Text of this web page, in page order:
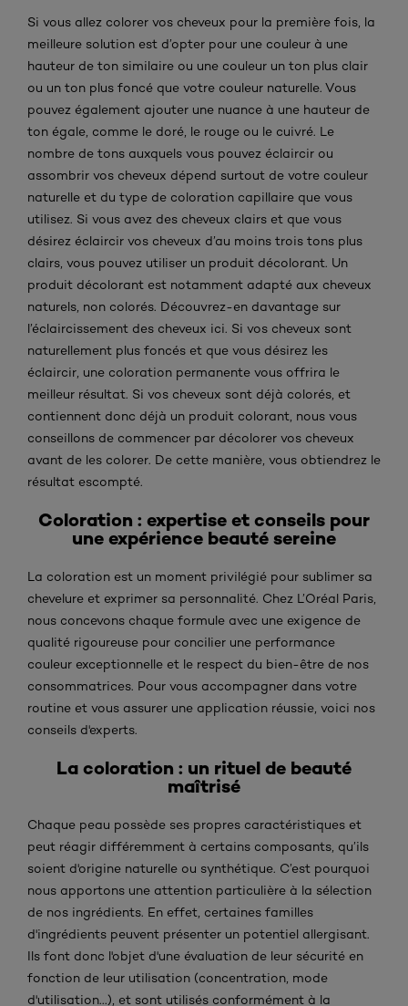
Si vous allez colorer vos cheveux pour la première fois, la
meilleure solution est d’opter pour une couleur à une
hauteur de ton similaire ou une couleur un ton plus clair
ou un ton plus foncé que votre couleur naturelle. Vous
pouvez également ajouter une nuance à une hauteur de
ton égale, comme le doré, le rouge ou le cuivré. Le
nombre de tons auxquels vous pouvez éclaircir ou
assombrir vos cheveux dépend surtout de votre couleur
naturelle et du type de coloration capillaire que vous
utilisez. Si vous avez des cheveux clairs et que vous
désirez éclaircir vos cheveux d’au moins trois tons plus
clairs, vous pouvez utiliser un produit décolorant. Un
produit décolorant est notamment adapté aux cheveux
naturels, non colorés. Découvrez-en davantage sur
l’éclaircissement des cheveux ici. Si vos cheveux sont
naturellement plus foncés et que vous désirez les
éclaircir, une coloration permanente vous offrira le
meilleur résultat. Si vos cheveux sont déjà colorés, et
contiennent donc déjà un produit colorant, nous vous
conseillons de commencer par décolorer vos cheveux
avant de les colorer. De cette manière, vous obtiendrez le
résultat escompté.
Coloration : expertise et conseils pour
une expérience beauté sereine
La coloration est un moment privilégié pour sublimer sa
chevelure et exprimer sa personnalité. Chez L’Oréal Paris,
nous concevons chaque formule avec une exigence de
qualité rigoureuse pour concilier une performance
couleur exceptionnelle et le respect du bien-être de nos
consommatrices. Pour vous accompagner dans votre
routine et vous assurer une application réussie, voici nos
conseils d'experts.
La coloration : un rituel de beauté
maîtrisé
Chaque peau possède ses propres caractéristiques et
peut réagir différemment à certains composants, qu’ils
soient d'origine naturelle ou synthétique. C’est pourquoi
nous apportons une attention particulière à la sélection
de nos ingrédients. En effet, certaines familles
d'ingrédients peuvent présenter un potentiel allergisant.
Ils font donc l'objet d'une évaluation de leur sécurité en
fonction de leur utilisation (concentration, mode
d'utilisation...), et sont utilisés conformément à la